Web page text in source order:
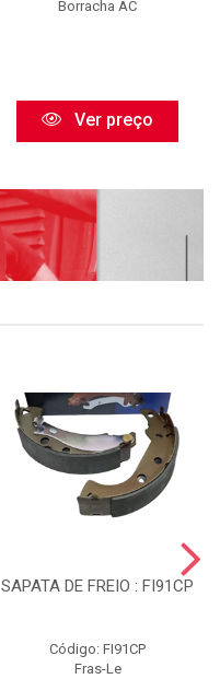
Borracha AC
Ver preço
SAPATA DE FREIO : FI91CP
Código: FI91CP
Fras-Le